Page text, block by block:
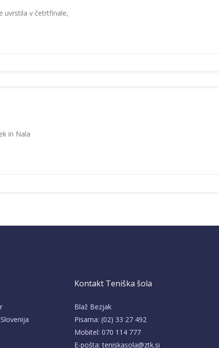
uvrstila v četrtfinale,
in Nala
Kontakt Teniška šola
Blaž Bezjak
Pisarna: (02) 33 27 492
Mobitel: 070 114 777
E-pošta: teniskasola@ztk.si